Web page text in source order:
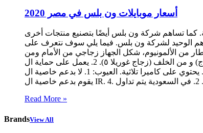
أسعار موبايلات ون بلس في مصر 2020
كما تساهم شركة ون بلس أيضًا بتصنيع منتجات أخرى
الوحيد لشركة ون بلس. فيما يلي سوف نتعرف على
أسعار موبايلات ون بلس في مصر 2020 ● ون بلس 7 تي برو مكلارين المميزات: 1. يحاط الجهاز بإطار من الألمونيوم، شكل الجهاز زجاجي من الأمام ومن
الخلف، من الأمام (غوريلا ٦ زجاج) و من الخلف (زجاج غوريلا ٥). 2. يعمل على حماية ال Corning ،Gorilla ،Glass 6. 3. يدعم ميكروفون تقليل الضوضاء مع Dolby Atmos مخصص. 4. دعم مستشعر بصمة
الأصبع في أسفل الشاشة. 5. بطارية تتميز بسرعتها الشديدة على الشحن 30 وات (شحن الانحناء). 6. يحتوي على كاميرا تلاثية. العيوب: 1. لا بدعم خاصية ال OTG. 2. لا يتميز بخاصية تشغيل الراديو. 3. لا
Read More »
BrandsView All